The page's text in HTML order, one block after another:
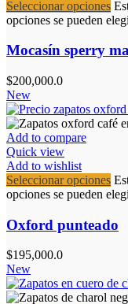
Seleccionar opciones
opciones se pueden
Mocasín sperry
$200,000.0
New
Add to compare
Quick view
Add to wishlist
Seleccionar opciones
opciones se pueden
Oxford punteado
$195,000.0
New